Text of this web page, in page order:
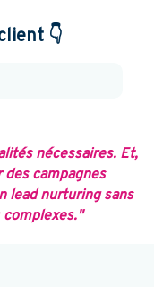
👇
nécessaires. Et,
campagnes
lead nurturing sans